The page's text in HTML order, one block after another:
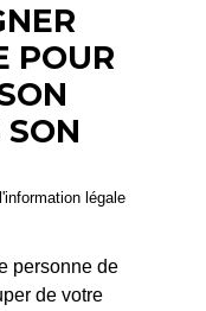
POUR
légale
personne de
de votre